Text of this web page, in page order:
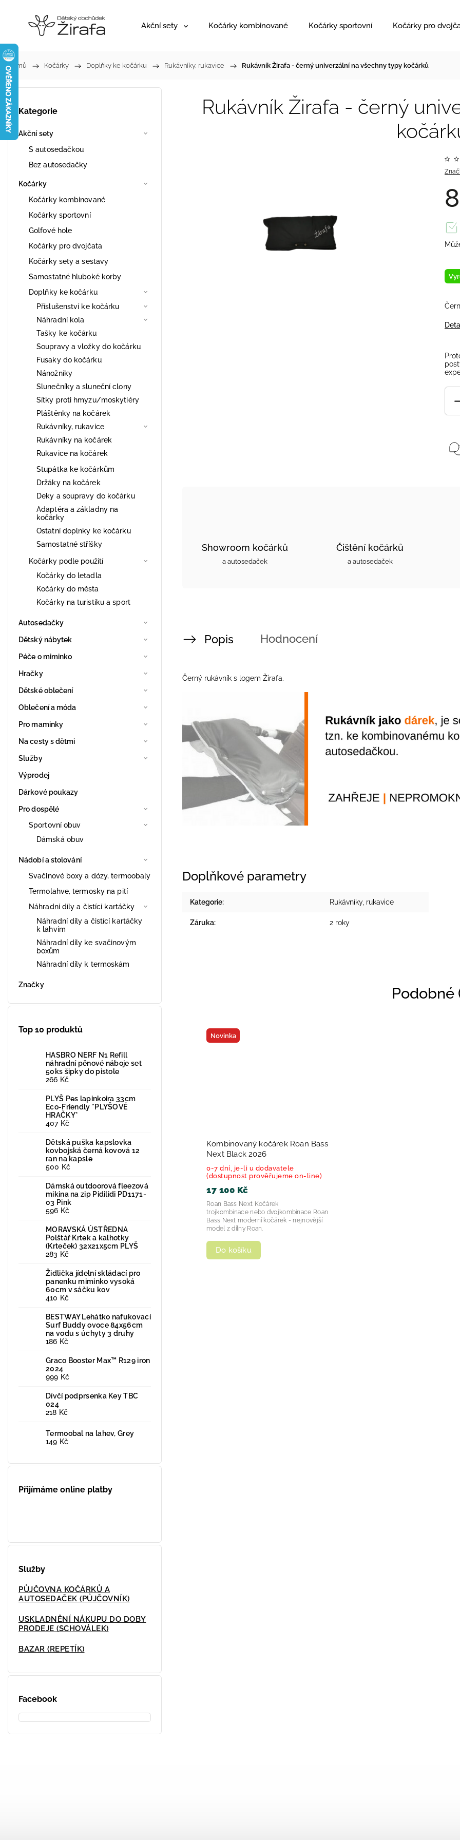
Akční sety Kočárky kombinované Kočárky sportovní Kočárky pro
Domů / Kočárky / Doplňky ke kočárku / Rukávníky, rukavice / Rukávník Žirafa - černý univerzální na všechny typy kočárků
Kategorie
Akční sety
S autosedačkou
Bez autosedačky
Kočárky
Kočárky kombinované
Kočárky sportovní
Golfové hole
Kočárky pro dvojčata
Kočárky sety a sestavy
Samostatné hluboké korby
Doplňky ke kočárku
Příslušenství ke kočárku
Náhradní kola
Tašky ke kočárku
Soupravy a vložky do kočárku
Fusaky do kočárku
Nánožníky
Slunečníky a sluneční clony
Sítky proti hmyzu/moskytiéry
Pláštěnky na kočárek
Rukávníky, rukavice
Rukávníky na kočárek
Rukavice na kočárek
Stupátka ke kočárkům
Držáky na kočárek
Deky a soupravy do kočárku
Adaptéra a základny na
kočárky
Ostatní doplnky ke kočárku
Samostatné stříšky
Kočárky podle použití
Kočárky do letadla
Kočárky do města
Kočárky na turistiku a sport
Autosedačky
Dětský nábytek
Péče o miminko
Hračky
Dětské oblečení
Oblečení a móda
Pro maminky
Na cesty s dětmi
Služby
Výprodej
Dárkové poukazy
Pro dospělé
Sportovní obuv
Dámská obuv
Nádobí a stolování
Svačinové boxy a dózy, termoobaly
Termolahve, termosky na pití
Náhradní díly a čistící kartáčky
Náhradní díly a čistící kartáčky
k lahvím
Náhradní díly ke svačinovým
boxům
Náhradní díly k termoskám
Značky
Top 10 produktů
HASBRO NERF N1 Refill
náhradní pěnové náboje set
50ks šipky do pistole
266 Kč
PLYŠ Pes lapinkoira 33cm
Eco-Friendly *PLYŠOVÉ
HRAČKY*
407 Kč
Dětská puška kapslovka
kovbojská černá kovová 12
ran na kapsle
500 Kč
Dámská outdoorová fleezová
mikina na zip Pidilidi PD1171-
03 Pink
596 Kč
MORAVSKÁ ÚSTŘEDNA
Polštář Krtek a kalhotky
(Krteček) 32x21x5cm PLYŠ
283 Kč
Židlička jídelní skládací pro
panenku miminko vysoká
60cm v sáčku kov
410 Kč
BESTWAY Lehátko nafukovací
Surf Buddy ovoce 84x56cm
na vodu s úchyty 3 druhy
186 Kč
Graco Booster Max™ R129 iron
2024
999 Kč
Dívčí podprsenka Key TBC
024
218 Kč
Termoobal na lahev, Grey
149 Kč
Přijímáme online platby
Služby
PŮJČOVNA KOČÁRKŮ A
AUTOSEDAČEK (PŮJČOVNÍK)
USKLADNĚNÍ NÁKUPU DO DOBY
PRODEJE (SCHOVÁLEK)
BAZAR (REPETÍK)
Facebook
Rukávník Žirafa - černý
Showroom kočárků
a autosedaček
Čištění kočárků
a autosedaček
Popis Hodnocení
Černý rukávník s logem Žirafa.
Doplňkové parametry
Kategorie: Rukávníky, rukavice
Záruka: 2 roky
Podobné
Novinka
Kombinovaný kočárek Roan Bass
Next Black 2026
0-7 dní, je-li u dodavatele
(dostupnost prověřujeme on-line)
17 100 Kč
Do košíku
Roan Bass Next Kočárek
trojkombinace nebo dvojkombinace Roan
Bass Next moderní kočárek - nejnovější
model z dílny Roan.